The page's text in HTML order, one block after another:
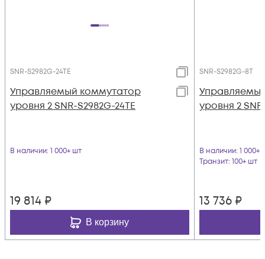
SNR-S2982G-24TE
Управляемый коммутатор
уровня 2 SNR-S2982G-24TE
В наличии: 1 000+ шт
19 814 ₽
В корзину
SNR-S2982G-8T
уровня 2
В наличии: 1 000+
Транзит: 100+ шт
13 736 ₽